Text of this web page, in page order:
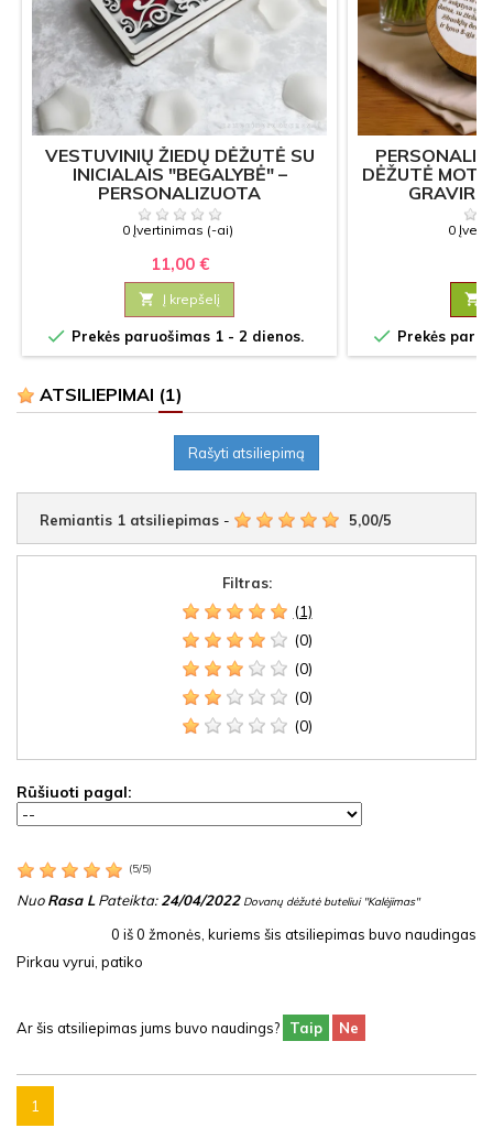
VESTUVINIŲ ŽIEDŲ DĖŽUTĖ SU
INICIALAIS "BEGALYBĖ" –
PERSONALIZUOTA
0 Įvertinimas (-ai)
11,00 €
 Į krepšelį
 Prekės paruošimas 1 - 2 dienos.
DĖŽUTĖ
0

 Prekės
ATSILIEPIMAI (1)
Rašyti atsiliepimą
Remiantis 1 atsiliepimas - 5,00/5
Filtras:
(1)
(0)
(0)
(0)
(0)
Rūšiuoti pagal:
(5/5)
NuoRasa LPateikta:24/04/2022 Dovanų dėžutė buteliui "Kalėjimas"
0 iš0 žmonės, kuriems šis atsiliepimas buvo naudingas
Pirkau vyrui, patiko
Ar šis atsiliepimas jums buvo naudings? Taip Ne
1